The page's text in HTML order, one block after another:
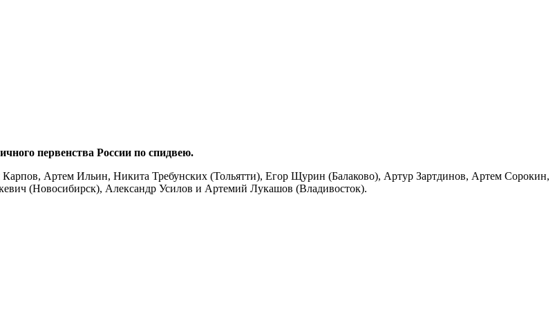
первенства России по спидвею.
Артем Ильин, Никита Требунских (Тольятти), Егор Щурин (Балаково), Артур Зартдинов, Артем Сорокин,
(Новосибирск), Александр Усилов и Артемий Лукашов (Владивосток).